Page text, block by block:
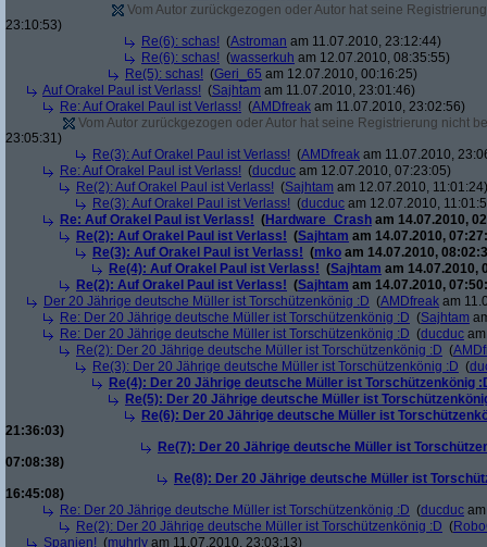
Vom Autor zurückgezogen oder Autor hat seine
23:10:53)
Re(6): schas! (Astroman am 11.07.2010, 23:12:44)
Re(6): schas! (wasserkuh am 12.07.2010, 08:35:55)
Re(5): schas! (Geri_65 am 12.07.2010, 00:16:25)
Auf Orakel Paul ist Verlass! (Sajhtam am 11.07.2010, 23:01:46)
Re: Auf Orakel Paul ist Verlass! (AMDfreak am 11.07.2010, 23:02:56)
Vom Autor zurückgezogen oder Autor hat seine Registrierung nicht
23:05:31)
Re(3): Auf Orakel Paul ist Verlass! (AMDfreak am 11.07.2010,
Re: Auf Orakel Paul ist Verlass! (ducduc am 12.07.2010, 07:23:05)
Re(2): Auf Orakel Paul ist Verlass! (Sajhtam am 12.07.2010, 11:01:24)
Re(3): Auf Orakel Paul ist Verlass! (ducduc am 12.07.2010,
Re: Auf Orakel Paul ist Verlass! (Hardware_Crash am 14.07.2010,
Re(2): Auf Orakel Paul ist Verlass! (Sajhtam am 14.07.2010,
Re(3): Auf Orakel Paul ist Verlass! (mko am 14.07.2010,
Re(4): Auf Orakel Paul ist Verlass! (Sajhtam am 14.07.2010,
Re(2): Auf Orakel Paul ist Verlass! (Sajhtam am 14.07.2010,
Der 20 Jährige deutsche Müller ist Torschützenkönig :D (AMDfreak am
Re: Der 20 Jährige deutsche Müller ist Torschützenkönig :D (Sajhtam
Re: Der 20 Jährige deutsche Müller ist Torschützenkönig :D (ducduc
Re(2): Der 20 Jährige deutsche Müller ist Torschützenkönig :D (
Re(3): Der 20 Jährige deutsche Müller ist Torschützenkönig :D (
Re(4): Der 20 Jährige deutsche Müller ist Torschützenkönig
Re(5): Der 20 Jährige deutsche Müller ist
Re(6): Der 20 Jährige deutsche Müller ist
21:36:03)
Re(7): Der 20 Jährige deutsche Müller ist
07:08:38)
Re(8): Der 20 Jährige deutsche Müller ist
16:45:08)
Re: Der 20 Jährige deutsche Müller ist Torschützenkönig :D (ducduc
Re(2): Der 20 Jährige deutsche Müller ist Torschützenkönig :D (
Spanien! (muhrly am 11.07.2010, 23:03:13)